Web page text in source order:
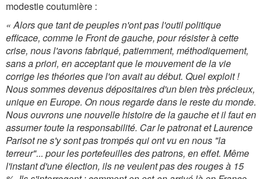
modestiecoutumière :
« Alors que tant de peuples n'ont pas l'outil politique
efficace, comme le Front de gauche, pour résister à cette
crise, nous l'avons fabriqué, patiemment, méthodiquement,
sans a priori, en acceptant que le mouvement de la vie
corrige les théories que l'on avait au début. Quel exploit !
Nous sommes devenus dépositaires d'un bien très précieux,
unique en Europe. On nous regarde dans le reste du monde.
Nous ouvrons une nouvelle histoire de la gauche et il faut en
assumer toute la responsabilité. Car le patronat et Laurence
Parisot ne s'y sont pas trompés qui ont vu en nous "la
terreur"... pour les portefeuilles des patrons, en effet. Même
l'instant d'une élection, ils ne veulent pas des rouges à 15